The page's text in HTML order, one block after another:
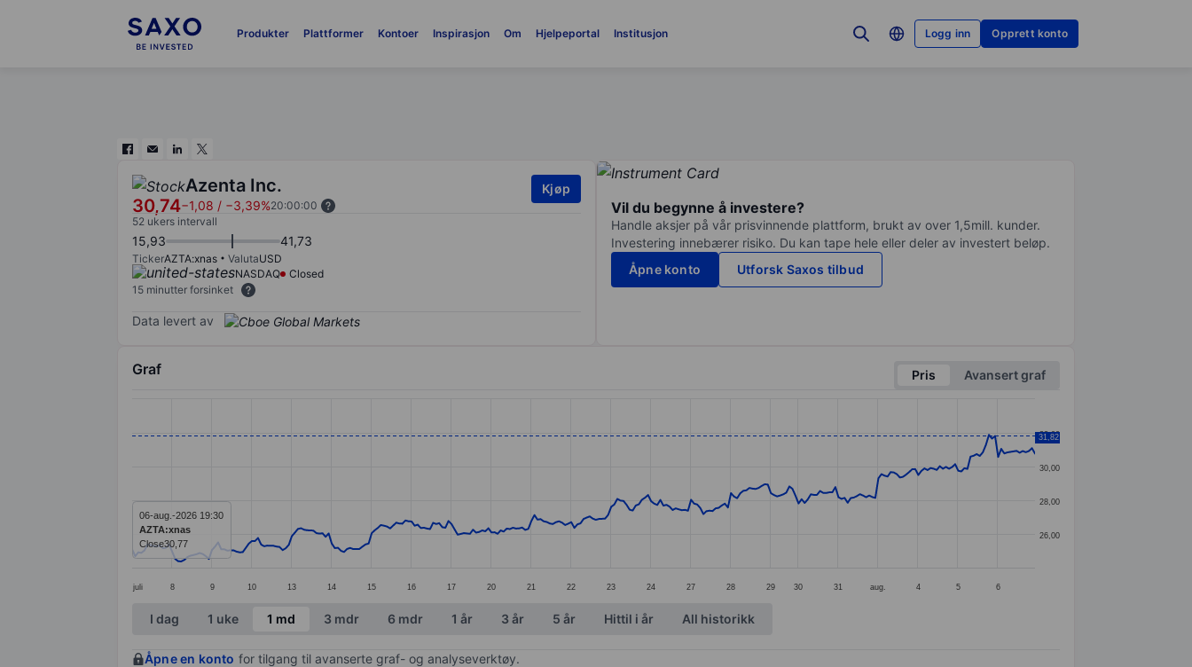
Produkter Plattformer Kontoer Inspirasjon Om Hjelpeportal Institusjon Logg inn Opprett konto
Azenta Inc.
30,74−1,08 / −3,39%20:00:00
Kjøp
52 ukers intervall
15,93 41,73
TickerAZTA:xnas ValutaUSD
NASDAQ
Closed
15 minutter forsinket
Data levert av
Vil du begynne å investere?
Handle aksjer på vår prisvinnende plattform, brukt av over 1,5mill. kunder.
Investering innebærer risiko. Du kan tape hele eller deler av investert beløp.
Åpne konto
Utforsk Saxos tilbud
Graf Pris
Avansert graf
juli 8 9 10 13 14 15 16 17 20 21 22 23 24 27 28 29 30 31 aug. 4 5 6
26,00
28,00
30,00
32,00
31,82
06-aug.-2026 19:30
AZTA:xnas
Close30,77
End of interactive chart.
I dag 1 uke 1 md 3 mdr 6 mdr 1 år 3 år 5 år Hittil i år All historikk
Åpne en konto for tilgang til avanserte graf- og analyseverktøy.